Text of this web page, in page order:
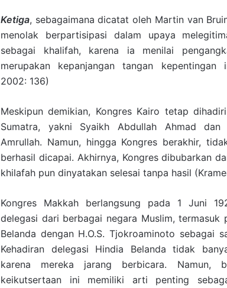
Ketiga, sebagaimana dicatat oleh Martin van
menolak berpartisipasi dalam upaya
sebagai khalifah, karena ia menilai
merupakan kepanjangan tangan kepentingan
2002: 136)
Meskipun demikian, Kongres Kairo tetap
Sumatra, yakni Syaikh Abdullah Ahmad
Amrullah. Namun, hingga Kongres berakhir,
berhasil dicapai. Akhirnya, Kongres dibubarkan
khilafah pun dinyatakan selesai tanpa hasil
Kongres Makkah berlangsung pada 1 Juni
delegasi dari berbagai negara Muslim, termasuk
Belanda dengan H.O.S. Tjokroaminoto sebagai
Kehadiran delegasi Hindia Belanda tidak
karena mereka jarang berbicara. Namun,
keikutsertaan ini memiliki arti penting